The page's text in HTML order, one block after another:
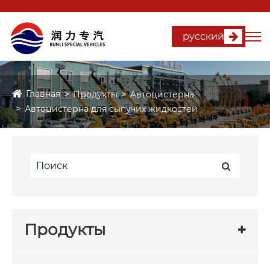
русский
Главная Продукты
Автоцистерна
Автоцистерна для сыпучих жидкостей
Продукты